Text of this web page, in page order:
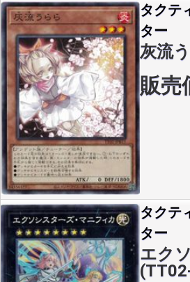
タクテ
ター
灰流
販売
タクテ
ター
エク